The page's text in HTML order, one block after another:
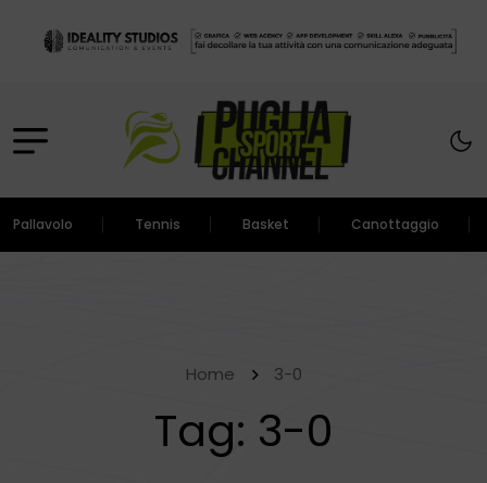
Pallavolo Tennis Basket Canottaggio
Home 3-0
Tag: 3-0